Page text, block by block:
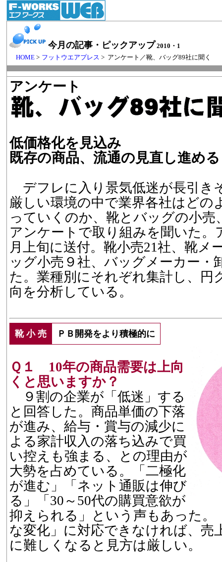
今月の記事・ピックアップ2010・1
HOME > フットウエアプレス> アンケート／靴、バッグ89社に聞く
アンケート
低価格化を見込み
既存の商品、流通の見直し進める
デフレに入り景気低迷が長引き
厳しい環境の中で業界各社はどの
っていくのか、靴とバッグの小売
アンケートで取り組みを聞いた。
月上旬に送付。靴小売21社、靴メ
ッグ小売９社、バッグメーカー・
た。業種別にそれぞれ集計し、円
向を分析している。
靴 小 売 ＰＢ開発をより積極的に
Ｑ１ 10年の商品需要は上向
くと思いますか？
９割の企業が「低迷」する
と回答した。商品単価の下落
が進み、給与・賞与の減少に
よる家計収入の落ち込みで買
い控えも強まる、との理由が
大勢を占めている。「二極化
が進む」「ネット通販は伸び
る」「30～50代の購買意欲が
抑えられる」という声もあった。
な変化」に対応できなければ、売
に難しくなると見方は厳しい。